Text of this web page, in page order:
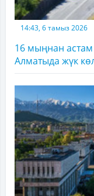
14:43, 6 тамыз 2026
16 мыңнан
Алматыда жүк